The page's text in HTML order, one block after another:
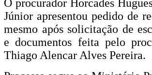
O procurador Horcades
Júnior apresentou pedido de
mesmo após solicitação de
e documentos feita pelo
Thiago Alencar Alves Pereira.